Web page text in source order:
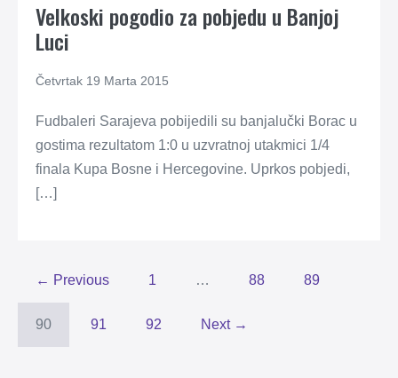
Velkoski pogodio za pobjedu u Banjoj
Luci
Četvrtak 19 Marta 2015
Fudbaleri Sarajeva pobijedili su banjalučki Borac u
gostima rezultatom 1:0 u uzvratnoj utakmici 1/4
finala Kupa Bosne i Hercegovine. Uprkos pobjedi,
[…]
← Previous 1 … 88 89
90 91 92 Next →